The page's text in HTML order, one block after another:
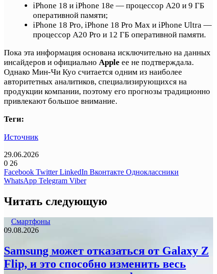
iPhone 18 и iPhone 18e — процессор A20 и 9 ГБ
оперативной памяти;
iPhone 18 Pro, iPhone 18 Pro Max и iPhone Ultra —
процессор A20 Pro и 12 ГБ оперативной памяти.
Пока эта информация основана исключительно на данных
инсайдеров и официально Apple ее не подтверждала.
Однако Мин-Чи Куо считается одним из наиболее
авторитетных аналитиков, специализирующихся на
продукции компании, поэтому его прогнозы традиционно
привлекают большое внимание.
Теги:
Источник
29.06.2026
0 26
Facebook Twitter LinkedIn Вконтакте Одноклассники
WhatsApp Telegram Viber
Читать следующую
Смартфоны
09.08.2026
Samsung может отказаться от Galaxy Z
Flip, и это способно изменить весь